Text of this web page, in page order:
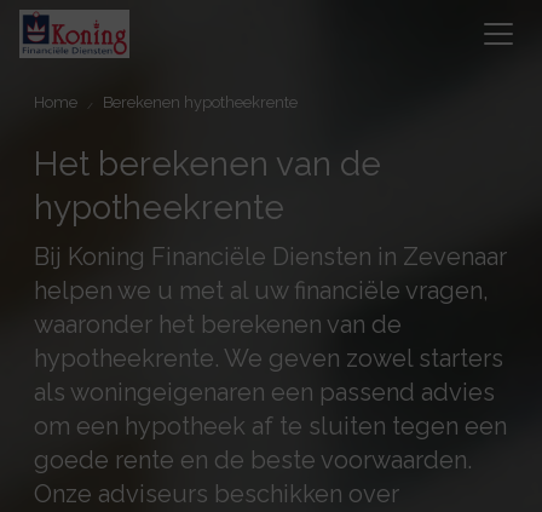
Home Berekenen hypotheekrente
Het berekenen van de
hypotheekrente
Bij Koning Financiële Diensten in Zevenaar
helpen we u met al uw financiële vragen,
waaronder het berekenen van de
hypotheekrente. We geven zowel starters
als woningeigenaren een passend advies
om een hypotheek af te sluiten tegen een
goede rente en de beste voorwaarden.
Onze adviseurs beschikken over